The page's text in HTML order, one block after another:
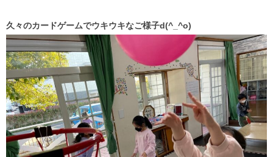
久々のカードゲームでウキウキなご様子d(^_^o)